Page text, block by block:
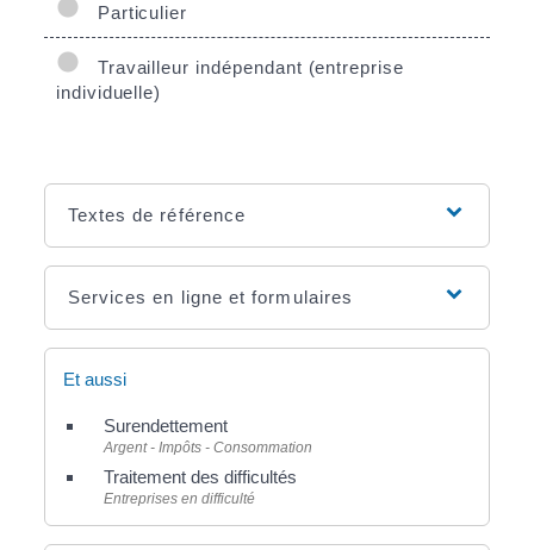
Particulier
Travailleur indépendant (entreprise
individuelle)
Textes de référence
Services en ligne et formulaires
Et aussi
Surendettement
Argent - Impôts - Consommation
Traitement des difficultés
Entreprises en difficulté